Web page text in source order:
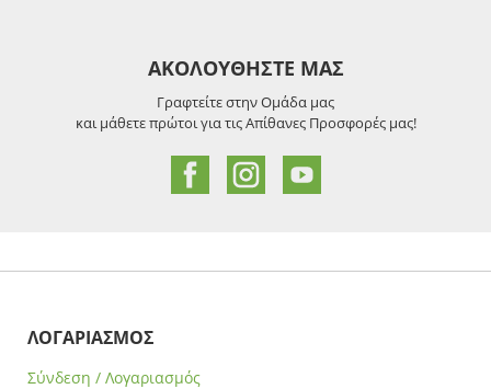
ΑΚΟΛΟΥΘΗΣΤΕ ΜΑΣ
Γραφτείτε στην Ομάδα μας
και μάθετε πρώτοι για τις Απίθανες Προσφορές μας!
ΛΟΓΑΡΙΑΣΜΟΣ
Σύνδεση / Λογαριασμός